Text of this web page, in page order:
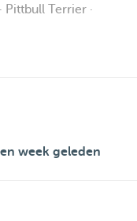
Pittbull Terrier ·
week geleden